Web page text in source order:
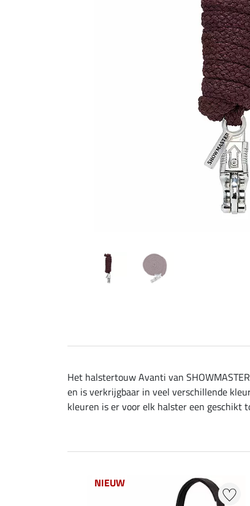
Het halstertouw Avanti van
en is verkrijgbaar in veel verschillende
kleuren is er voor elk halster een geschikt
NIEUW